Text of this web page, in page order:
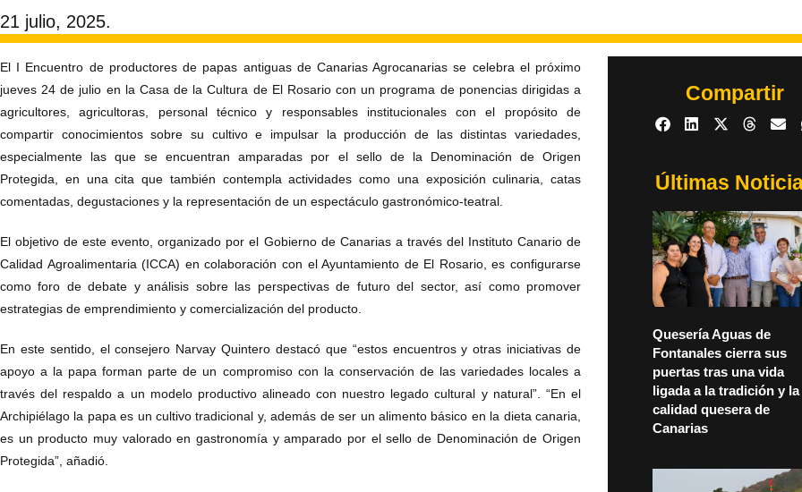
21 julio, 2025.
El I Encuentro de productores de papas antiguas de Canarias Agrocanarias se celebra el próximo
jueves 24 de julio en la Casa de la Cultura de El Rosario con un programa de ponencias dirigidas a
agricultores, agricultoras, personal técnico y responsables institucionales con el propósito de
compartir conocimientos sobre su cultivo e impulsar la producción de las distintas variedades,
especialmente las que se encuentran amparadas por el sello de la Denominación de Origen
Protegida, en una cita que también contempla actividades como una exposición culinaria, catas
comentadas, degustaciones y la representación de un espectáculo gastronómico-teatral.
El objetivo de este evento, organizado por el Gobierno de Canarias a través del Instituto Canario de
Calidad Agroalimentaria (ICCA) en colaboración con el Ayuntamiento de El Rosario, es configurarse
como foro de debate y análisis sobre las perspectivas de futuro del sector, así como promover
estrategias de emprendimiento y comercialización del producto.
En este sentido, el consejero Narvay Quintero destacó que “estos encuentros y otras iniciativas de
apoyo a la papa forman parte de un compromiso con la conservación de las variedades locales a
través del respaldo a un modelo productivo alineado con nuestro legado cultural y natural”. “En el
Archipiélago la papa es un cultivo tradicional y, además de ser un alimento básico en la dieta canaria,
es un producto muy valorado en gastronomía y amparado por el sello de Denominación de Origen
Protegida”, añadió.
Compartir
Últimas
Quesería Aguas de
Fontanales cierra sus
puertas tras una vida
ligada a la tradición y la
calidad quesera de
Canarias